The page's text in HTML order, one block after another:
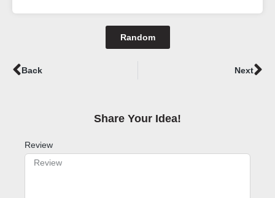
Random
Prev
Back Next
Share Your Idea!​
Review